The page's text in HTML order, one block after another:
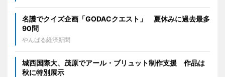
名護でクイズ企画「GODACクエスト」 夏休みに過去最多
90問
やんばる経済新聞
城西国際大、茂原でアール・ブリュット制作支援 作品は
秋に特別展示